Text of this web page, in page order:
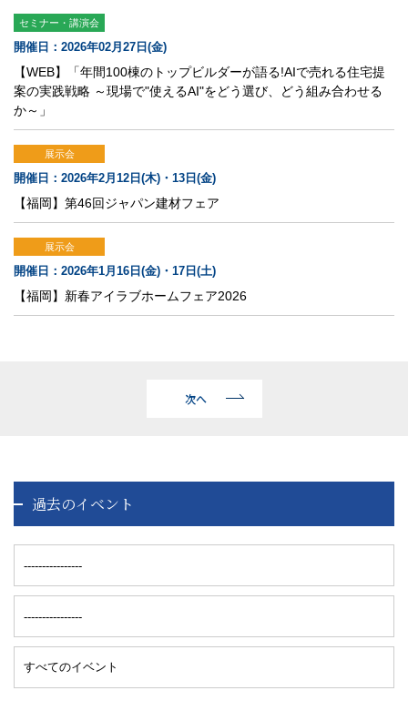
セミナー・講演会
開催日：2026年02月27日(金)
【WEB】「年間100棟のトップビルダーが語る!AIで売れる住宅提
案の実践戦略 ～現場で"使えるAI"をどう選び、どう組み合わせる
か～」
展示会
開催日：2026年2月12日(木)・13日(金)
【福岡】第46回ジャパン建材フェア
展示会
開催日：2026年1月16日(金)・17日(土)
【福岡】新春アイラブホームフェア2026
次へ
過去のイベント